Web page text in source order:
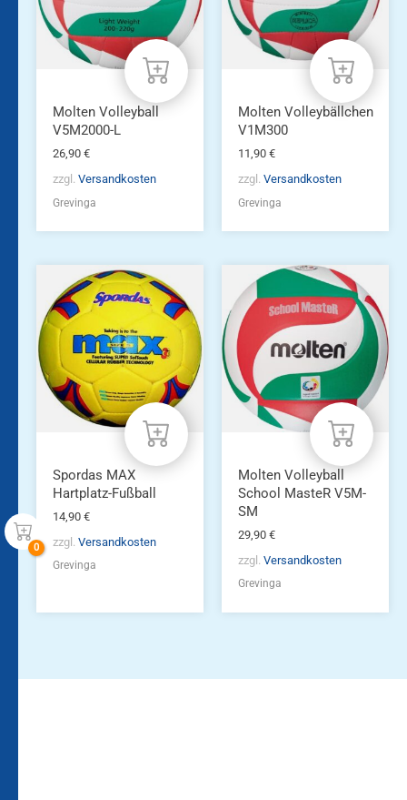
Molten Volleyball
V5M2000-L
26,90 €
zzgl. Versandkosten
Grevinga
Molten Volleybällchen
V1M300
11,90 €
zzgl. Versandkosten
Grevinga
Spordas MAX
Hartplatz-Fußball
14,90 €
zzgl. Versandkosten
Grevinga
Molten Volleyball
School MasteR V5M-
SM
29,90 €
zzgl. Versandkosten
Grevinga